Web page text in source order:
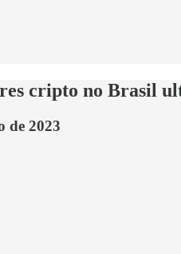
cripto no Brasil
de 2023